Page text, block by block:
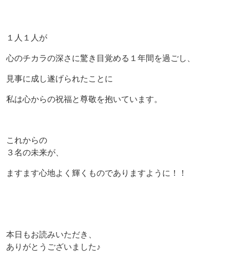
１人１人が
心のチカラの深さに驚き目覚める１年間を過ごし、
見事に成し遂げられたことに
私は心からの祝福と尊敬を抱いています。
これからの
３名の未来が、
ますます心地よく輝くものでありますように！！
本日もお読みいただき、
ありがとうございました♪